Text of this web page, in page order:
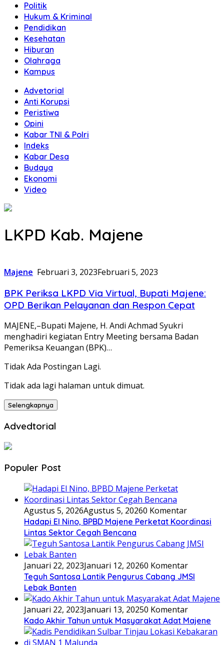
Politik
Hukum & Kriminal
Pendidikan
Kesehatan
Hiburan
Olahraga
Kampus
Advetorial
Anti Korupsi
Peristiwa
Opini
Kabar TNI & Polri
Indeks
Kabar Desa
Budaya
Ekonomi
Video
LKPD Kab. Majene
Majene Februari 3, 2023Februari 5, 2023
BPK Periksa LKPD Via Virtual, Bupati Majene:
OPD Berikan Pelayanan dan Respon Cepat
MAJENE,–Bupati Majene, H. Andi Achmad Syukri
menghadiri kegiatan Entry Meeting bersama Badan
Pemeriksa Keuangan (BPK)…
Tidak Ada Postingan Lagi.
Tidak ada lagi halaman untuk dimuat.
Selengkapnya
Advedtorial
Populer Post
Agustus 5, 2026Agustus 5, 20260 Komentar
Hadapi El Nino, BPBD Majene Perketat Koordinasi
Lintas Sektor Cegah Bencana
Januari 22, 2023Januari 12, 20260 Komentar
Teguh Santosa Lantik Pengurus Cabang JMSI
Lebak Banten
Januari 22, 2023Januari 13, 20250 Komentar
Kado Akhir Tahun untuk Masyarakat Adat Majene